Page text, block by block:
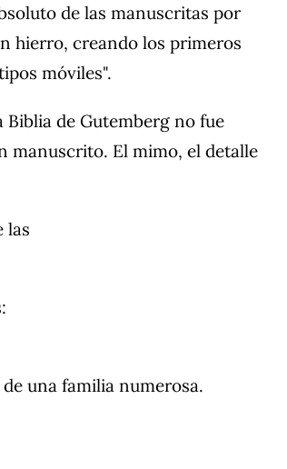
de las manuscritas por
hierro, creando los primeros
móviles".
Biblia de Gutemberg no fue
manuscrito. El mimo, el detalle
las
una familia numerosa.